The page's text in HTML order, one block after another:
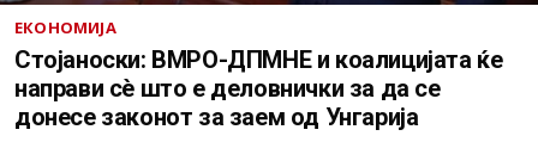
ЕКОНОМИЈА
Стојаноски: ВМРО-ДПМНЕ и коалицијата ќе
направи сè што е деловнички за да се
донесе законот за заем од Унгарија